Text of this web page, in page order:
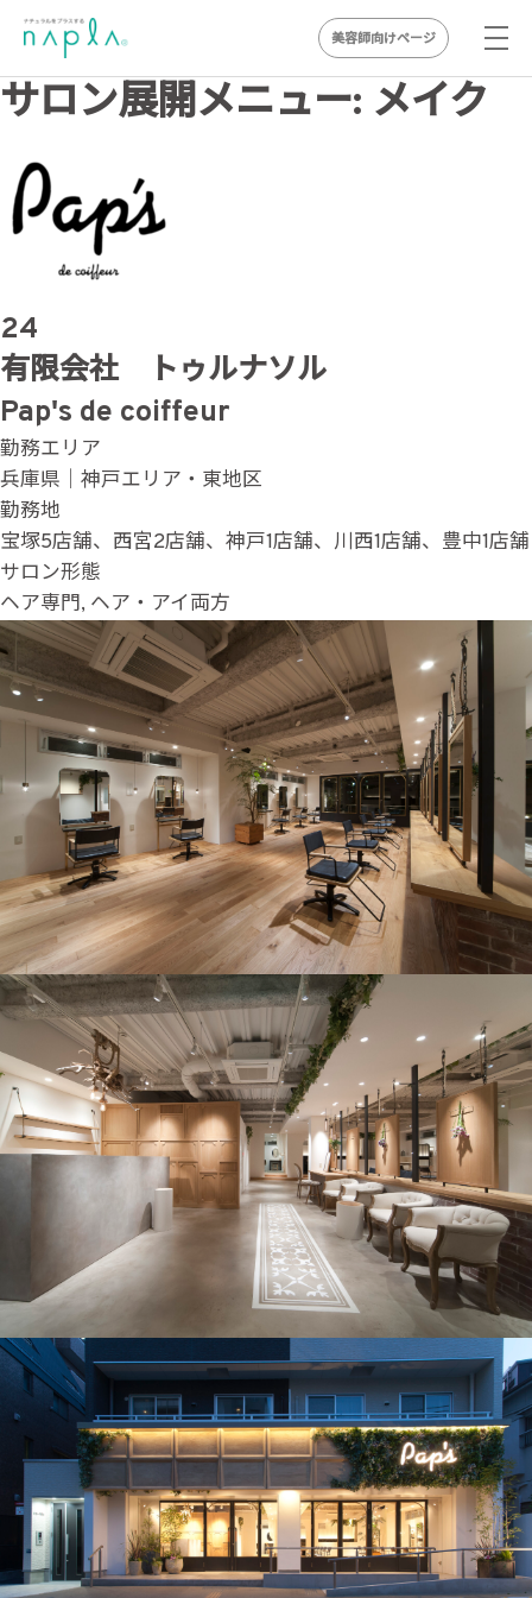
Skip
to
美容師向けページ
サロン展開メニュー: メイク
24
有限会社 トゥルナソル
Pap's de coiffeur
勤務エリア
兵庫県｜神戸エリア・東地区
勤務地
宝塚5店舗、西宮2店舗、神戸1店舗、川西1店舗、豊中1店舗
サロン形態
ヘア専門, ヘア・アイ両方